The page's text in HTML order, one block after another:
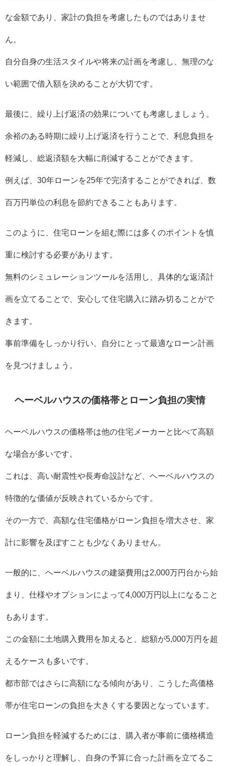
な金額であり、家計の負担を考慮したものではありませ
ん。
自分自身の生活スタイルや将来の計画を考慮し、無理のな
い範囲で借入額を決めることが大切です。
最後に、繰り上げ返済の効果についても考慮しましょう。
余裕のある時期に繰り上げ返済を行うことで、利息負担を
軽減し、総返済額を大幅に削減することができます。
例えば、30年ローンを25年で完済することができれば、数
百万円単位の利息を節約できることもあります。
このように、住宅ローンを組む際には多くのポイントを慎
重に検討する必要があります。
無料のシミュレーションツールを活用し、具体的な返済計
画を立てることで、安心して住宅購入に踏み切ることがで
きます。
事前準備をしっかり行い、自分にとって最適なローン計画
を見つけましょう。
ヘーベルハウスの価格帯とローン負担の実情
ヘーベルハウスの価格帯は他の住宅メーカーと比べて高額
な場合が多いです。
これは、高い耐震性や長寿命設計など、ヘーベルハウスの
特徴的な価値が反映されているからです。
その一方で、高額な住宅価格がローン負担を増大させ、家
計に影響を及ぼすことも少なくありません。
一般的に、ヘーベルハウスの建築費用は2,000万円台から始
まり、仕様やオプションによって4,000万円以上になること
もあります。
この金額に土地購入費用を加えると、総額が5,000万円を超
えるケースも多いです。
都市部ではさらに高額になる傾向があり、こうした高価格
帯が住宅ローンの負担を大きくする要因となっています。
ローン負担を軽減するためには、購入者が事前に価格構造
をしっかりと理解し、自身の予算に合った計画を立てるこ